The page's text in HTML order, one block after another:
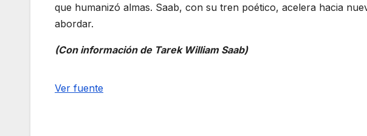
que humanizó almas. Saab, con su tren poético, acelera hacia
abordar.
(Con información de Tarek William Saab)
Navegación
Ver fuente